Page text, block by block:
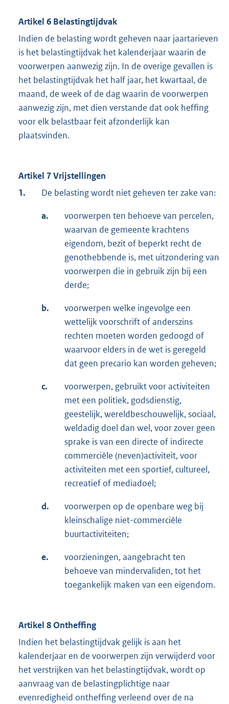
Artikel 6 Belastingtijdvak
Indien de belasting wordt geheven naar jaartarieven
is het belastingtijdvak het kalenderjaar waarin de
voorwerpen aanwezig zijn. In de overige gevallen is
het belastingtijdvak het half jaar, het kwartaal, de
maand, de week of de dag waarin de voorwerpen
aanwezig zijn, met dien verstande dat ook heffing
voor elk belastbaar feit afzonderlijk kan
plaatsvinden.
Artikel 7 Vrijstellingen
1.
De belasting wordt niet geheven ter zake van:
a.
voorwerpen ten behoeve van percelen,
waarvan de gemeente krachtens
eigendom, bezit of beperkt recht de
genothebbende is, met uitzondering van
voorwerpen die in gebruik zijn bij een
derde;
b.
voorwerpen welke ingevolge een
wettelijk voorschrift of anderszins
rechten moeten worden gedoogd of
waarvoor elders in de wet is geregeld
dat geen precario kan worden geheven;
c.
voorwerpen, gebruikt voor activiteiten
met een politiek, godsdienstig,
geestelijk, wereldbeschouwelijk, sociaal,
weldadig doel dan wel, voor zover geen
sprake is van een directe of indirecte
commerciële (neven)activiteit, voor
activiteiten met een sportief, cultureel,
recreatief of mediadoel;
d.
voorwerpen op de openbare weg bij
kleinschalige niet-commerciële
buurtactiviteiten;
e.
voorzieningen, aangebracht ten
behoeve van mindervaliden, tot het
toegankelijk maken van een eigendom.
Artikel 8 Ontheffing
Indien het belastingtijdvak gelijk is aan het
kalenderjaar en de voorwerpen zijn verwijderd voor
het verstrijken van het belastingtijdvak, wordt op
aanvraag van de belastingplichtige naar
evenredigheid ontheffing verleend over de na